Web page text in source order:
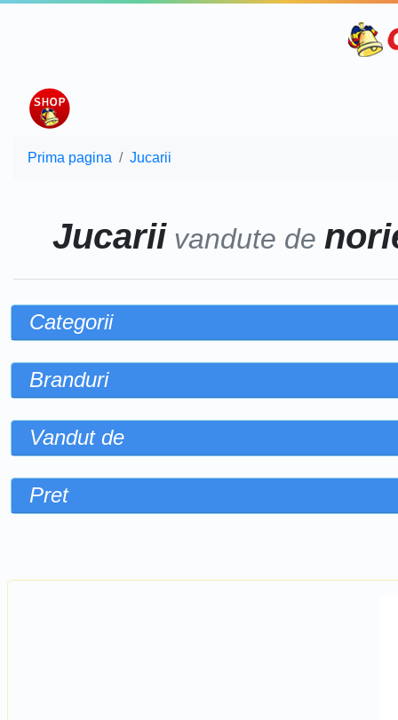
Prima pagina Jucarii
Jucariivandute de
Categorii
Branduri
Vandut de
Pret